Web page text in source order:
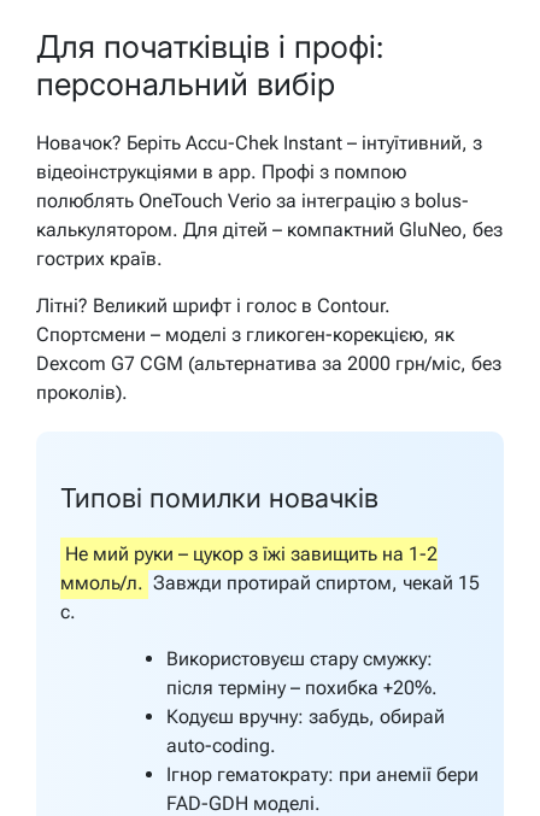
Для початківців і профі:
персональний вибір
Новачок? Беріть Accu-Chek Instant – інтуїтивний, з
відеоінструкціями в app. Профі з помпою
полюблять OneTouch Verio за інтеграцію з bolus-
калькулятором. Для дітей – компактний GluNeo, без
гострих країв.
Літні? Великий шрифт і голос в Contour.
Спортсмени – моделі з гликоген-корекцією, як
Dexcom G7 CGM (альтернатива за 2000 грн/міс, без
проколів).
Типові помилки новачків
Не мий руки – цукор з їжі завищить на 1-2
ммоль/л. Завжди протирай спиртом, чекай 15
с.
Використовуєш стару смужку:
після терміну – похибка +20%.
Кодуєш вручну: забудь, обирай
auto-coding.
Ігнор гематократу: при анемії бери
FAD-GDH моделі.